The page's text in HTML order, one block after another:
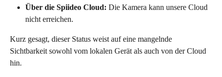
Über die Spiideo Cloud: Die Kamera kann unsere Cloud
nicht erreichen.
Kurz gesagt, dieser Status weist auf eine mangelnde
Sichtbarkeit sowohl vom lokalen Gerät als auch von der Cloud
hin.